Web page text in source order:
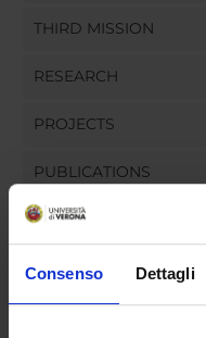
Consenso Dettagli
THIRD MISSION
RESEARCH
PROJECTS
PUBLICATIONS
ASSIGNMENTS